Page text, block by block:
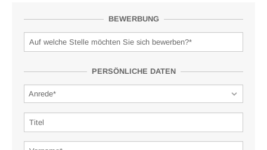
BEWERBUNG
PERSÖNLICHE DATEN